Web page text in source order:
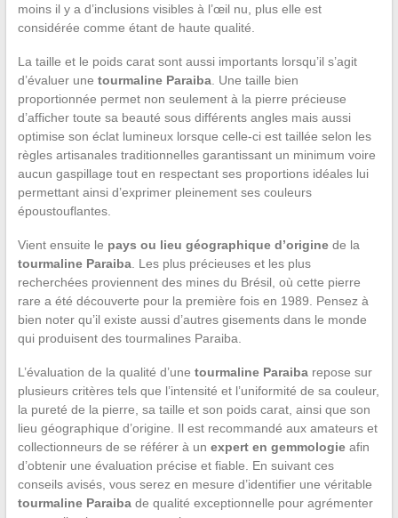
moins il y a d’inclusions visibles à l’œil nu, plus elle est
considérée comme étant de haute qualité.
La taille et le poids carat sont aussi importants lorsqu’il s’agit
d’évaluer une tourmaline Paraiba. Une taille bien
proportionnée permet non seulement à la pierre précieuse
d’afficher toute sa beauté sous différents angles mais aussi
optimise son éclat lumineux lorsque celle-ci est taillée selon les
règles artisanales traditionnelles garantissant un minimum voire
aucun gaspillage tout en respectant ses proportions idéales lui
permettant ainsi d’exprimer pleinement ses couleurs
époustouflantes.
Vient ensuite le pays ou lieu géographique d’originede la
tourmaline Paraiba. Les plus précieuses et les plus
recherchées proviennent des mines du Brésil, où cette pierre
rare a été découverte pour la première fois en 1989. Pensez à
bien noter qu’il existe aussi d’autres gisements dans le monde
qui produisent des tourmalines Paraiba.
L’évaluation de la qualité d’une tourmaline Paraibarepose sur
plusieurs critères tels que l’intensité et l’uniformité de sa couleur,
la pureté de la pierre, sa taille et son poids carat, ainsi que son
lieu géographique d’origine. Il est recommandé aux amateurs et
collectionneurs de se référer à un expert en gemmologieafin
d’obtenir une évaluation précise et fiable. En suivant ces
conseils avisés, vous serez en mesure d’identifier une véritable
tourmaline Paraibade qualité exceptionnelle pour agrémenter